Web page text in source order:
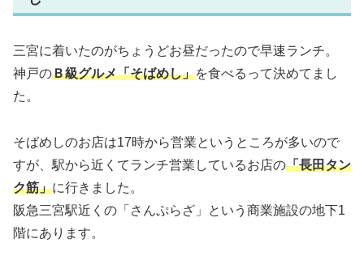
三宮に着いたのがちょうどお昼だったので早速ランチ。
神戸のＢ級グルメ「そばめし」を食べるって決めてまし
た。
そばめしのお店は17時から営業というところが多いので
すが、駅から近くてランチ営業しているお店の「長田タン
ク筋」に行きました。
阪急三宮駅近くの「さんぷらざ」という商業施設の地下1
階にあります。